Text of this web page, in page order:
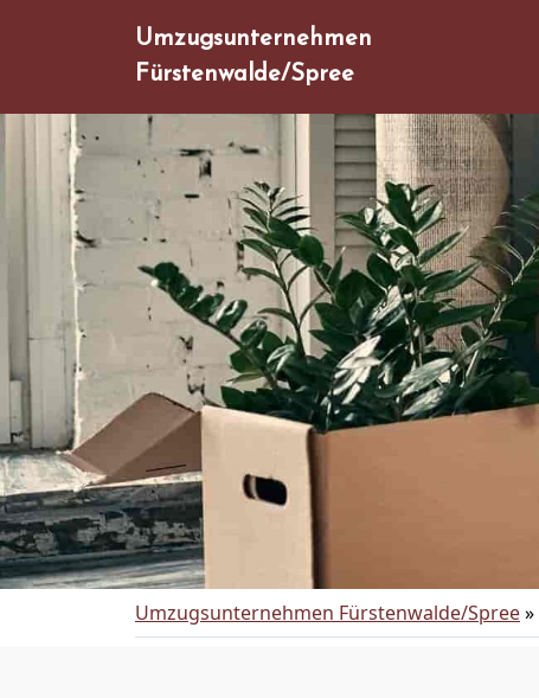
Umzugsunternehmen
Fürstenwalde/Spree
Umzugsunternehmen Fürstenwalde/Spree»